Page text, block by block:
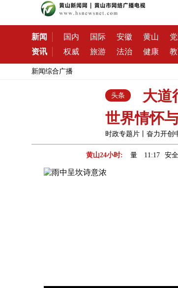
新闻 国内 国际 安徽 黄山
资讯
权威 旅游 法治 健康
新闻综合广播
头条
大道
世界情怀
时政专题片丨奋力开
黄山24小时:
强化”传承好人精神赓续道德力量 11:17 安全骑行 幸“盔